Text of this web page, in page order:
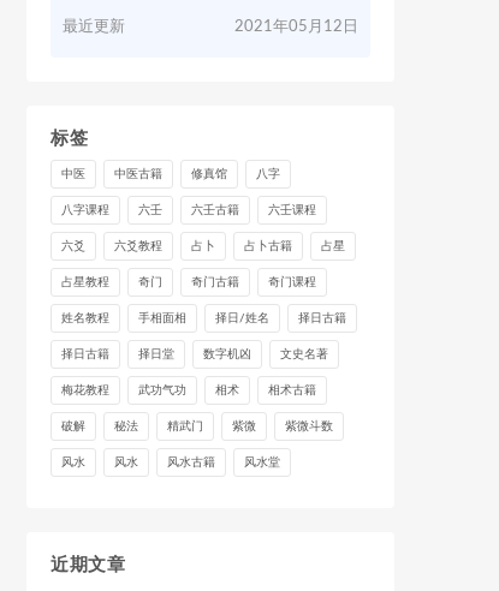
最近更新 2021年05月12日
标签
中医 中医古籍 修真馆 八字
八字课程 六壬 六壬古籍 六壬课程
六爻 六爻教程 占卜 占卜古籍 占星
占星教程 奇门 奇门古籍 奇门课程
姓名教程 手相面相 择日/姓名 择日古籍
择日古籍 择日堂 数字机凶 文史名著
梅花教程 武功气功 相术 相术古籍
破解 秘法 精武门 紫微 紫微斗数
风水 风水 风水古籍 风水堂
近期文章